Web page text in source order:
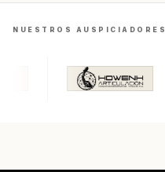
NUESTROS AUSPICIADORES